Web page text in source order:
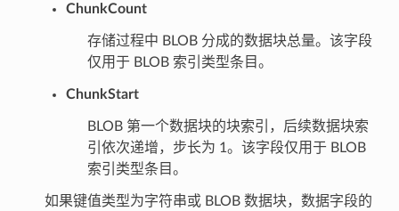
ChunkCount
存储过程中 BLOB 分成的数据块总量。该字段
仅用于 BLOB 索引类型条目。
ChunkStart
BLOB 第一个数据块的块索引，后续数据块索
引依次递增，步长为 1。该字段仅用于 BLOB
索引类型条目。
如果键值类型为字符串或 BLOB 数据块，数据字段的